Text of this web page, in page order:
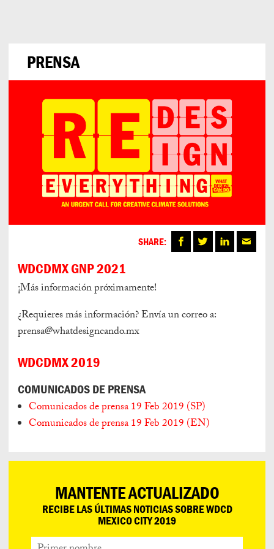
PRENSA
SHARE:
WDCDMX GNP 2021
¡Más información próximamente!
¿Requieres más información? Envía un correo a:
prensa@whatdesigncando.mx
WDCDMX 2019
COMUNICADOS DE PRENSA
Comunicados de prensa 19 Feb 2019 (SP)
Comunicados de prensa 19 Feb 2019 (EN)
MANTENTE ACTUALIZADO
RECIBE LAS ÚLTIMAS NOTICIAS SOBRE WDCD
MEXICO CITY 2019